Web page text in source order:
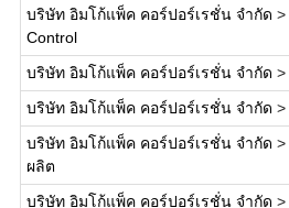
บริษัท อิมโก้แพ็ค คอร์ปอร์เรชั่น จำกัด >
Control
บริษัท อิมโก้แพ็ค คอร์ปอร์เรชั่น จำกัด >
บริษัท อิมโก้แพ็ค คอร์ปอร์เรชั่น จำกัด >
บริษัท อิมโก้แพ็ค คอร์ปอร์เรชั่น จำกัด >
ผลิต
บริษัท อิมโก้แพ็ค คอร์ปอร์เรชั่น จำกัด >